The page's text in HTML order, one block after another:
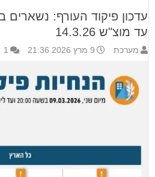
עדכון פיקוד העורף: נשארים
עד מוצ"ש 14.3.26
מערכת 9 מרץ 2026 21:36 1